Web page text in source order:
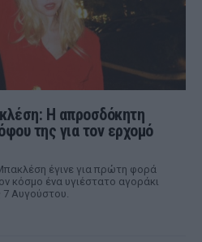
Η απροσδόκητη
της για τον ερχομό
έγινε για πρώτη φορά
κόσμο ένα υγιέστατο αγοράκι
Αυγούστου.